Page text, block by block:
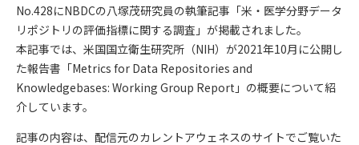
No.428にNBDCの八塚茂研究員の執筆記事「米・医学分野データ
リポジトリの評価指標に関する調査」が掲載されました。
本記事では、米国国立衛生研究所（NIH）が2021年10月に公開し
た報告書「Metrics for Data Repositories and
Knowledgebases: Working Group Report」の概要について紹
介しています。
記事の内容は、配信元のカレントアウェネスのサイトでご覧いた